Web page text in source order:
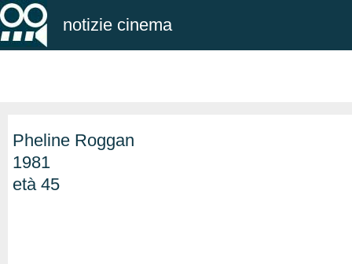
notizie cinema
Pheline Roggan
1981
età 45